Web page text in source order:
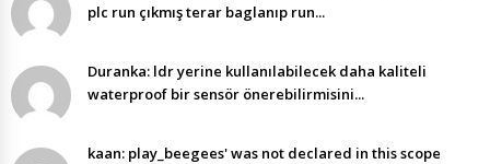
plc run çıkmış terar baglanıp run...
Duranka: ldr yerine kullanılabilecek daha kaliteli
waterproof bir sensör önerebilirmisini...
kaan: play_beegees' was not declared in this scope